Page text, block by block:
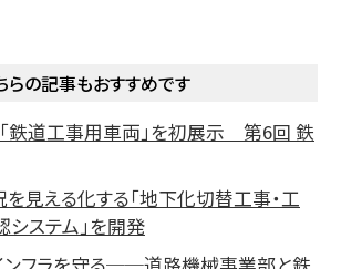
らの記事もおすすめです
鉄道工事用車両」を初展示 第6回 鉄
見える化する「地下化切替工事・工
ステム」を開発